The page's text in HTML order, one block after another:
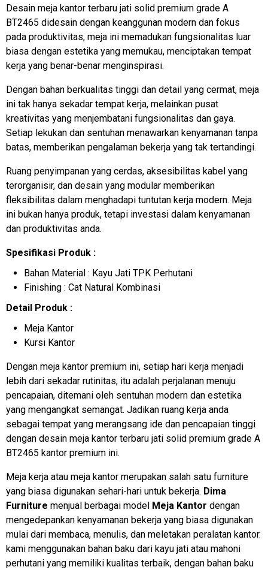
Desain meja kantor terbaru jati solid premium grade A
BT2465 didesain dengan keanggunan modern dan fokus
pada produktivitas, meja ini memadukan fungsionalitas luar
biasa dengan estetika yang memukau, menciptakan tempat
kerja yang benar-benar menginspirasi.
Dengan bahan berkualitas tinggi dan detail yang cermat, meja
ini tak hanya sekadar tempat kerja, melainkan pusat
kreativitas yang menjembatani fungsionalitas dan gaya.
Setiap lekukan dan sentuhan menawarkan kenyamanan tanpa
batas, memberikan pengalaman bekerja yang tak tertandingi.
Ruang penyimpanan yang cerdas, aksesibilitas kabel yang
terorganisir, dan desain yang modular memberikan
fleksibilitas dalam menghadapi tuntutan kerja modern. Meja
ini bukan hanya produk, tetapi investasi dalam kenyamanan
dan produktivitas anda.
Spesifikasi Produk :
Bahan Material : Kayu Jati TPK Perhutani
Finishing : Cat Natural Kombinasi
Detail Produk :
Meja Kantor
Kursi Kantor
Dengan meja kantor premium ini, setiap hari kerja menjadi
lebih dari sekadar rutinitas, itu adalah perjalanan menuju
pencapaian, ditemani oleh sentuhan modern dan estetika
yang mengangkat semangat. Jadikan ruang kerja anda
sebagai tempat yang merangsang ide dan pencapaian tinggi
dengan desain meja kantor terbaru jati solid premium grade A
BT2465 kantor premium ini.
Meja kerja atau meja kantor merupakan salah satu furniture
yang biasa digunakan sehari-hari untuk bekerja. Dima
Furniture menjual berbagai model Meja Kantor dengan
mengedepankan kenyamanan bekerja yang biasa digunakan
mulai dari membaca, menulis, dan meletakan peralatan kantor.
kami menggunakan bahan baku dari kayu jati atau mahoni
perhutani yang memiliki kualitas terbaik, dengan bahan baku